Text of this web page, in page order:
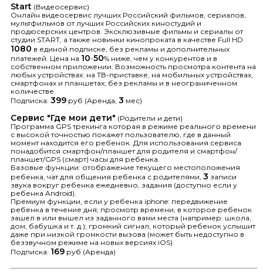
Start (Видеосервис)
Онлайн видеосервис лучших Российский фильмов, сериалов,
мультфильмов от лучших Российских киностудий и
продюсерских центров. Эксклюзивные фильмы и сериалы от
студии START, а также новинки кинопроката в качестве Full HD
1080 в единой подписке, без рекламы и дополнительных
платежей. Цена на 10-50% ниже, чем у конкурентов и в
собственном приложении. Возможность просмотра контента на
любых устройствах: на ТВ-приставке, на мобильных устройствах,
смартфонах и планшетах; без рекламы и в неограниченном
количестве.
Подписка: 399 руб (Аренда, 3 мес)
Сервис "Где мои дети" (Родители и дети)
Программа GPS трекинга которая в режиме реального времени
с высокой точностью покажет пользователю, где в данный
момент находится его ребенок. Для использования сервиса
понадобится смартфон/планшет для родителя и смартфон/
планшет/GPS (смарт) часы для ребенка.
Базовые функции: отображение текущего местоположения
ребенка, чат для общения ребенка с родителями, 3 записи
звука вокруг ребенка ежедневно, задания (доступно если у
ребенка Android).
Премиум функции, если у ребенка iphone: передвижение
ребенка в течение дня; просмотр времени, в которое ребенок
зашел в или вышел из заданного вами места (например: школа,
дом, бабушка и т. д.); громкий сигнал, который ребенок услышит
даже при низкой громкости вызова (может быть недоступно в
беззвучном режиме на новых версиях iOS).
Подписка: 169 руб (Аренда)